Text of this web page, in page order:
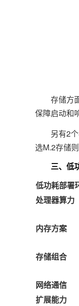
存储方面
保障启动和
另有2个
选M.2存储
三、低功
低功耗部署
处理器算力
内存方案
存储组合
网络通信
扩展能力